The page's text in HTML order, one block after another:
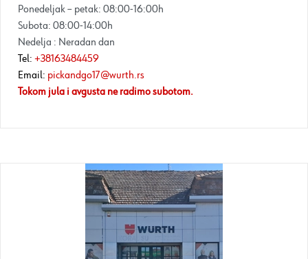
Ponedeljak – petak: 08:00-16:00h
Subota: 08:00-14:00h
Nedelja : Neradan dan
Tel: +38163484459
Email: pickandgo17@wurth.rs
Tokom jula i avgusta ne radimo subotom.